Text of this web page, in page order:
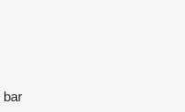
bar